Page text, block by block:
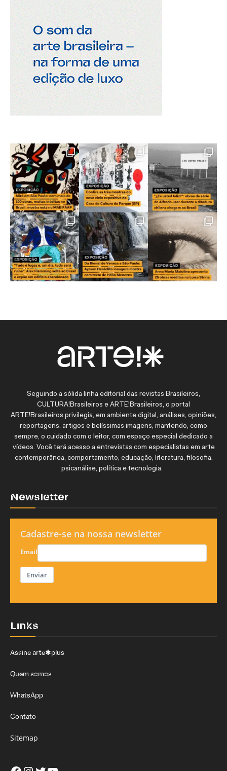
Seguindo a sólida linha editorial das revistas Brasileiros,
CULTURA!Brasileiros e ARTE!Brasileiros, o portal
ARTE!Brasileiros privilegia, em ambiente digital, análises, opiniões,
reportagens, artigos e belíssimas imagens, mantendo, como
sempre, o cuidado com o leitor, com espaço especial dedicado a
vídeos. Você terá acesso a entrevistas com especialistas em arte
contemporânea, comportamento, educação, literatura, filosofia,
psicanálise, política e tecnologia.
Newsletter
Cadastre-se na nossa newsletter
Email
Enviar
Links
Assine arte✱plus
Quem somos
WhatsApp
Contato
Sitemap